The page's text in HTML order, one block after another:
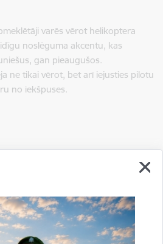
varēs vērot helikoptera
noslēguma akcentu, kas
gan pieaugušos.
ne tikai vērot, bet arī iejusties pilotu
no iekšpuses.
+371 26583340